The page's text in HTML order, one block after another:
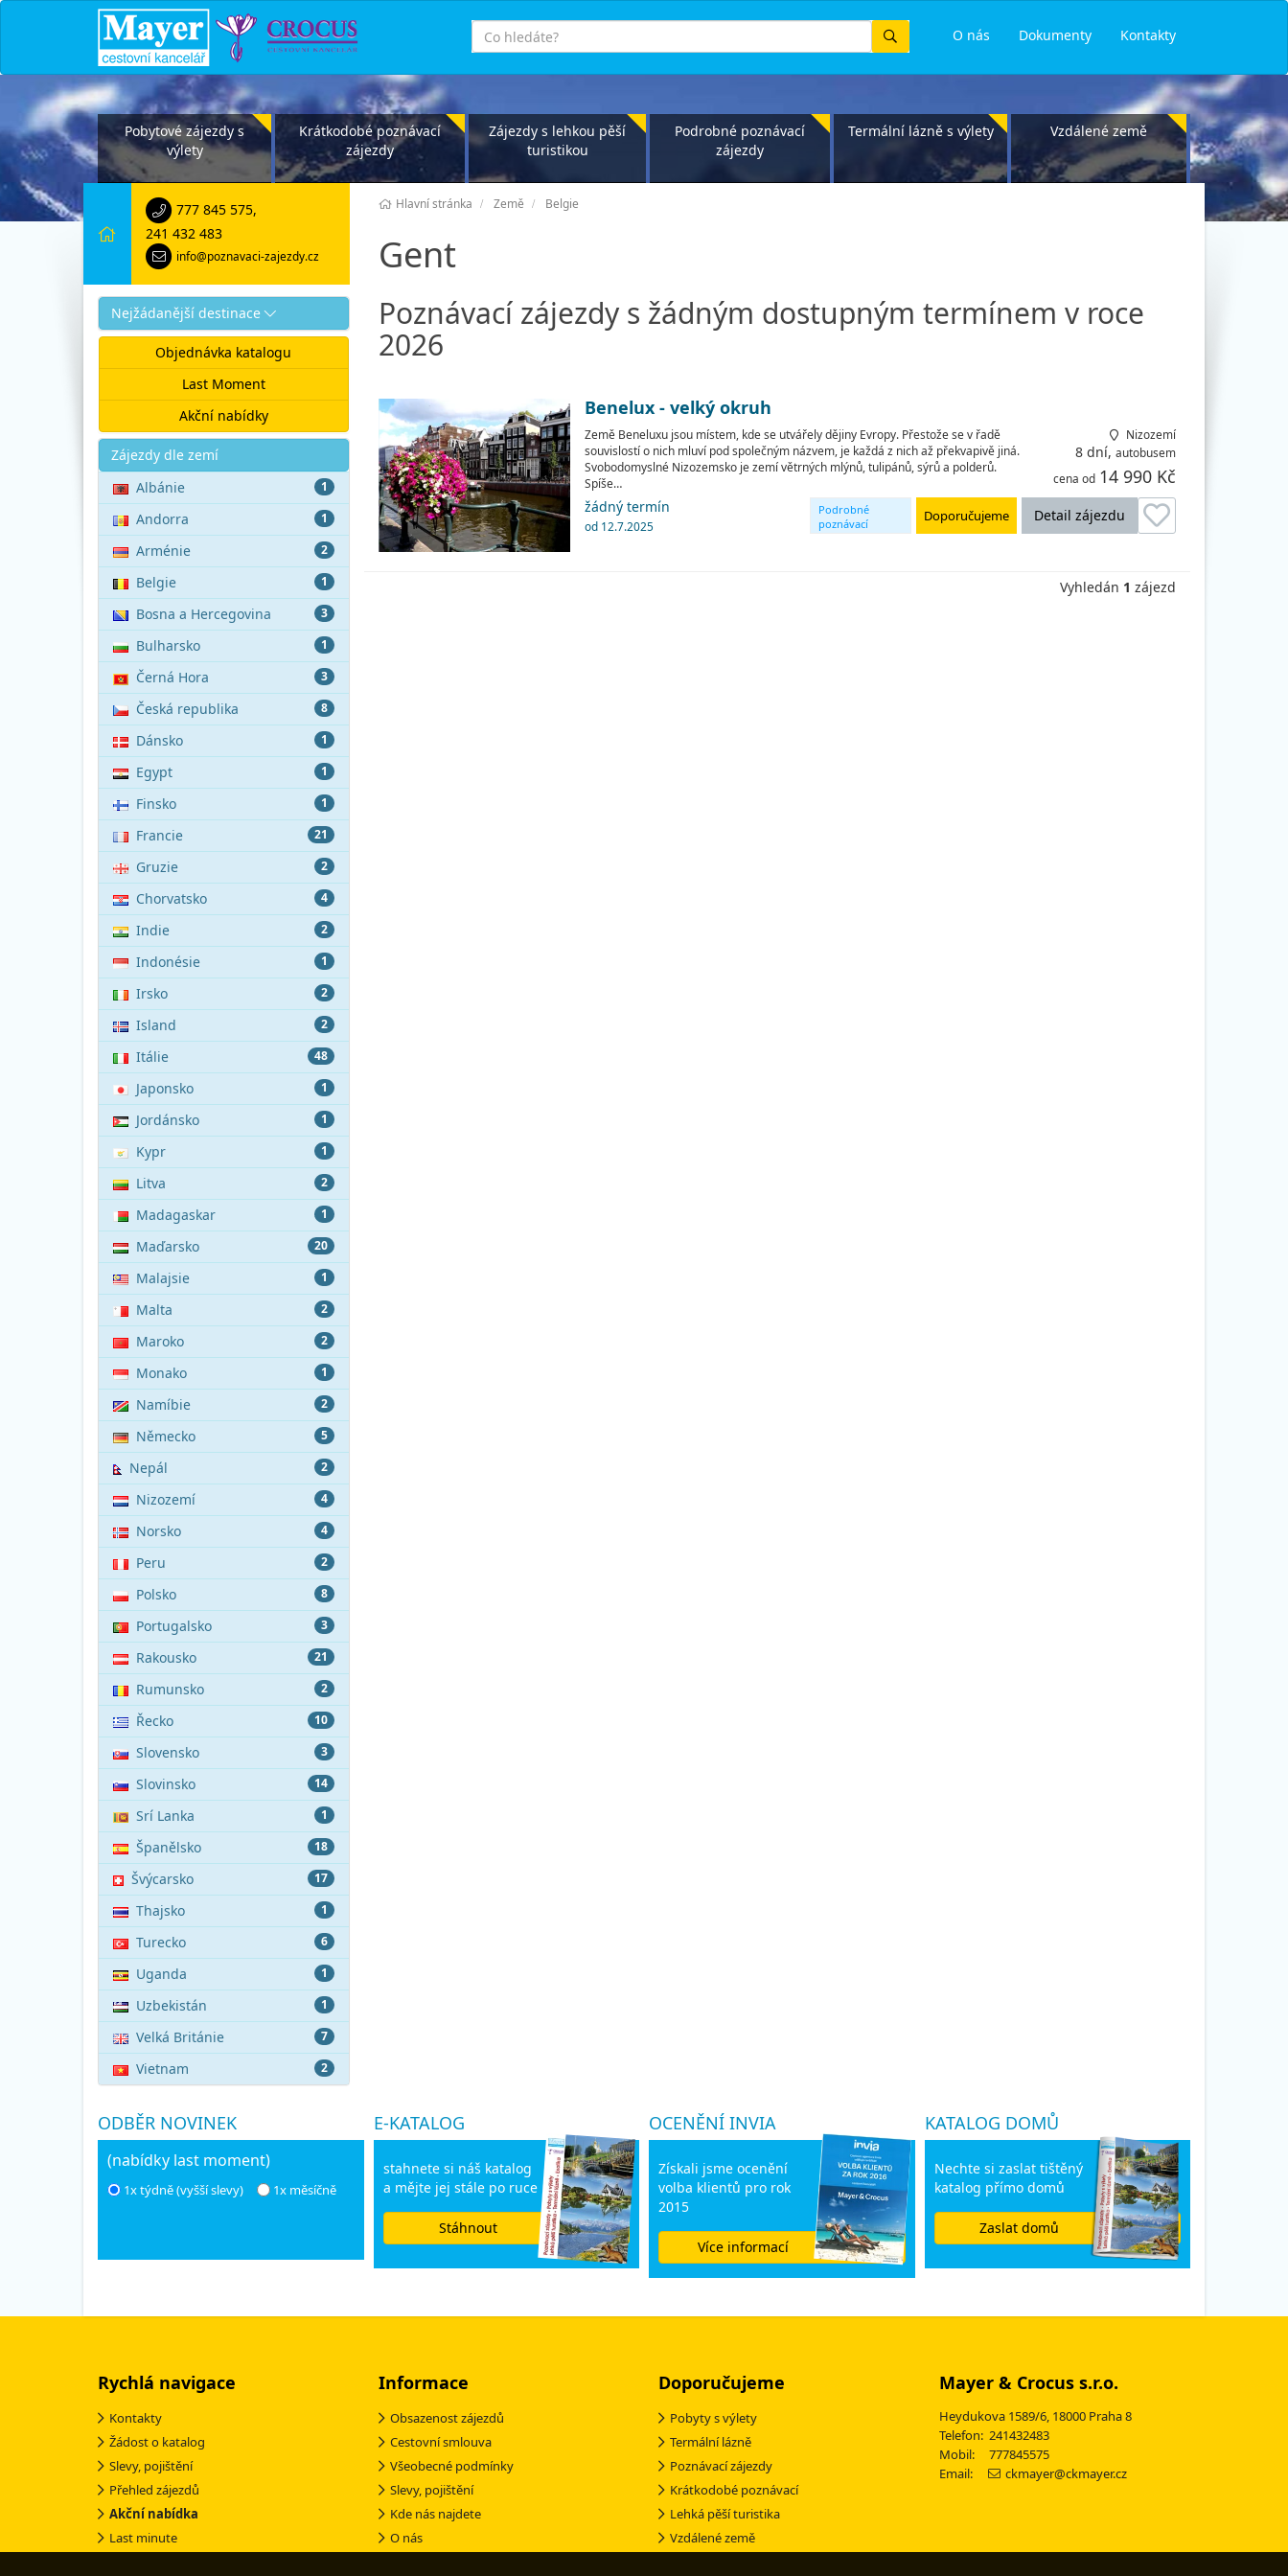
Kontakty
Dokumenty
O nás
co
hledáte
Pobytové zájezdy s
výlety
Krátkodobé poznávací
zájezdy
Zájezdy s lehkou pěší
turistikou
Podrobné poznávací
zájezdy
Termální lázně s výlety Vzdálené země
Hlavní stránka Země Belgie
Gent
777 845 575,
241 432 483
info@poznavaci-zajezdy.cz
Nejžádanější destinace
Objednávka katalogu
Last Moment
Akční nabídky
Akce
Zájezdy dle zemí
1
Albánie
1
Andorra
2
Arménie
1
Belgie
3
Bosna a Hercegovina
1
Bulharsko
3
Černá Hora
8
Česká republika
1
Dánsko
1
Egypt
1
Finsko
21
Francie
2
Gruzie
4
Chorvatsko
2
Indie
1
Indonésie
2
Irsko
2
Island
48
Itálie
1
Japonsko
1
Jordánsko
1
Kypr
2
Litva
1
Madagaskar
20
Maďarsko
1
Malajsie
2
Malta
2
Maroko
1
Monako
2
Namíbie
5
Německo
2
Nepál
4
Nizozemí
4
Norsko
2
Peru
8
Polsko
3
Portugalsko
21
Rakousko
2
Rumunsko
10
Řecko
3
Slovensko
14
Slovinsko
1
Srí Lanka
18
Španělsko
17
Švýcarsko
1
Thajsko
6
Turecko
1
Uganda
1
Uzbekistán
7
Velká Británie
2
Vietnam
Poznávací zájezdy s žádným dostupným termínem v roce
2026
Benelux - velký okruh
Země Beneluxu jsou místem, kde se utvářely dějiny Evropy. Přestože se v řadě
souvislostí o nich mluví pod společným názvem, je každá z nich až překvapivě jiná.
Svobodomyslné Nizozemsko je zemí větrných mlýnů, tulipánů, sýrů a polderů.
Spíše…
Nizozemí
8 dní, autobusem
cena od 14 990 Kč
Detail zájezdu
Doporučujeme
Podrobné
poznávací
žádný termín
od 12.7.2025
Vyhledán 1 zájezd
ODBĚR NOVINEK
(nabídky last moment)
1x týdně (vyšší slevy) 1x měsíčně
E-KATALOG
stahnete si náš katalog
a mějte jej stále po ruce
Stáhnout
OCENĚNÍ INVIA
Získali jsme ocenění
volba klientů pro rok
2015
Více informací
KATALOG DOMŮ
Nechte si zaslat tištěný
katalog přímo domů
Zaslat domů
Rychlá navigace
Kontakty
Žádost o katalog
Slevy, pojištění
Přehled zájezdů
Akční nabídka
Last minute
Informace
Obsazenost zájezdů
Cestovní smlouva
Všeobecné podmínky
Slevy, pojištění
Kde nás najdete
O nás
Doporučujeme
Pobyty s výlety
Termální lázně
Poznávací zájezdy
Krátkodobé poznávací
Lehká pěší turistika
Vzdálené země
Mayer & Crocus s.r.o.
Heydukova 1589/6, 18000 Praha 8
Telefon: 241432483
Mobil: 777845575
Email:
ckmayer@ckmayer.cz